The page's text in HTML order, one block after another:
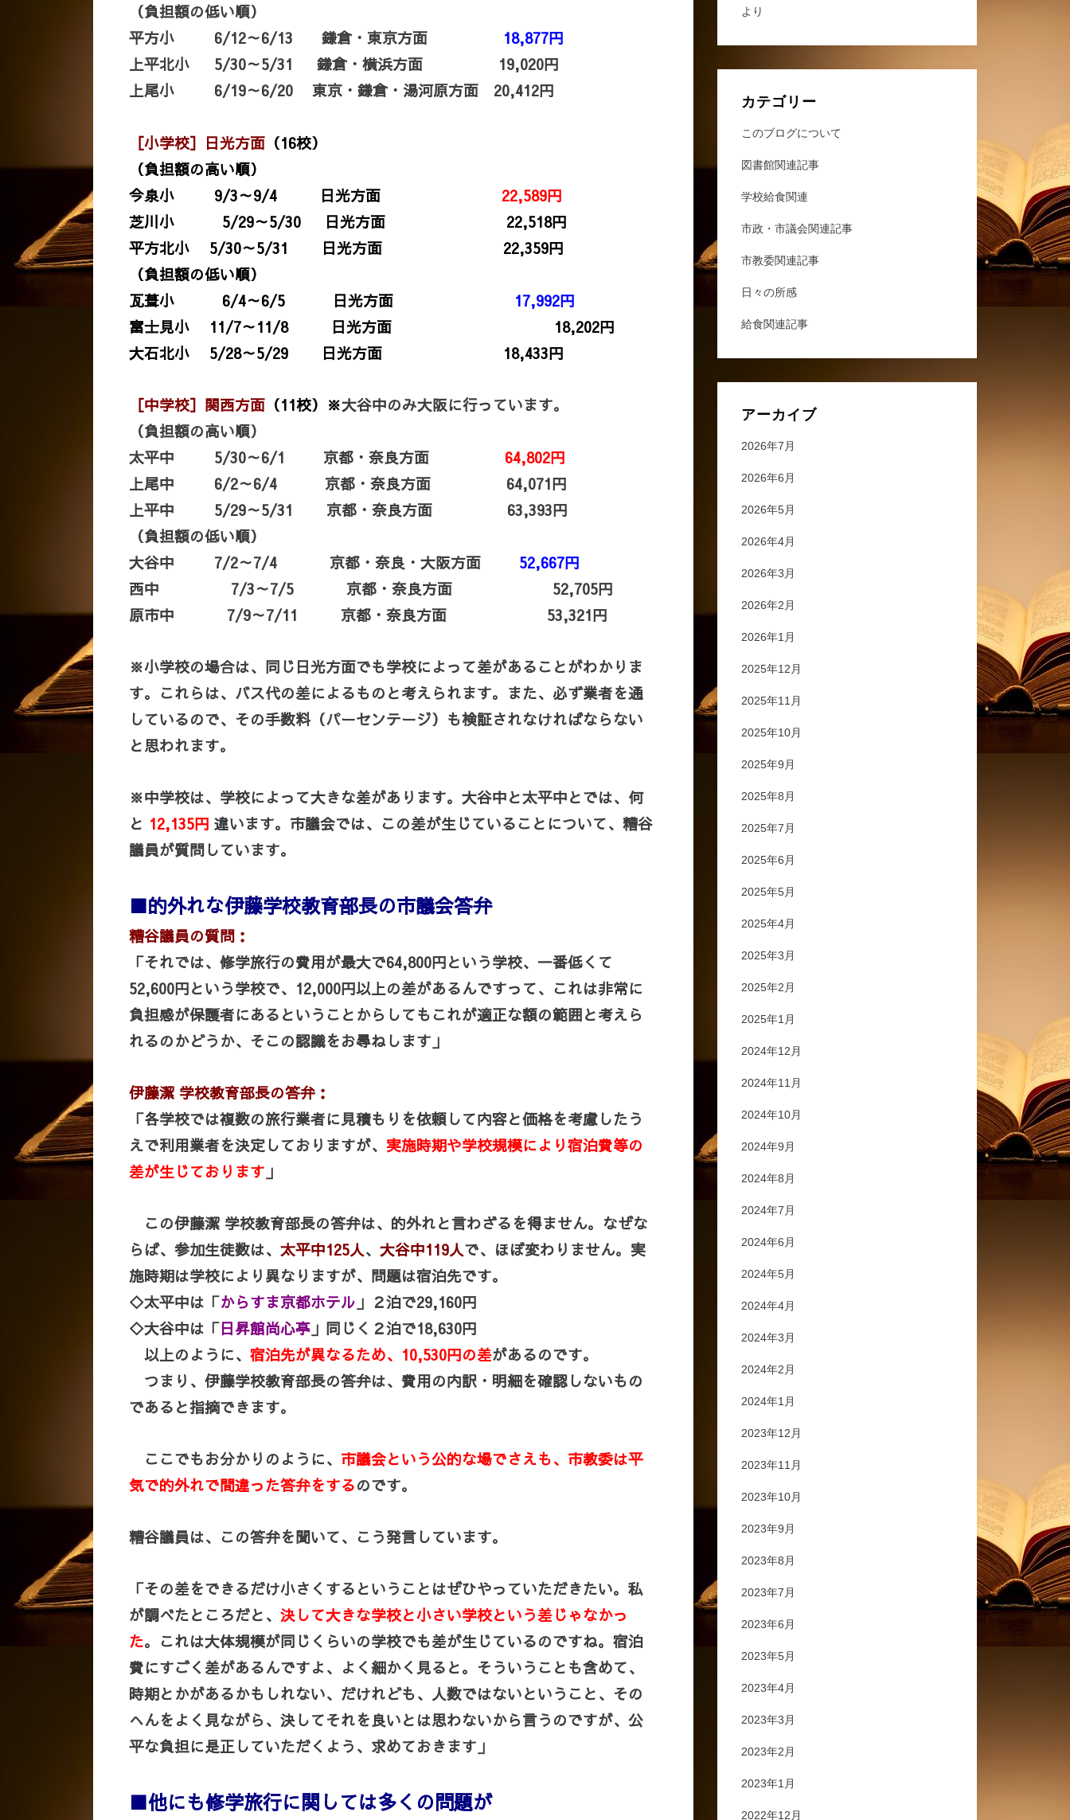
（負担額の低い順）
平方小 6/12～6/13 鎌倉・東京方面 18,877円
上平北小 5/30～5/31 鎌倉・横浜方面 19,020円
上尾小 6/19～6/20 東京・鎌倉・湯河原方面 20,412円
［小学校］日光方面 （16校）
（負担額の高い順）
今泉小 9/3～9/4 日光方面 22,589円
芝川小 5/29～5/30 日光方面 22,518円
平方北小 5/30～5/31 日光方面 22,359円
（負担額の低い順）
瓦葺小 6/4～6/5 日光方面 17,992円
富士見小 11/7～11/8 日光方面 18,202円
大石北小 5/28～5/29 日光方面 18,433円
［中学校］関西方面 （11校） ※大谷中のみ大阪に行っています。
（負担額の高い順）
太平中 5/30～6/1 京都・奈良方面 64,802円
上尾中 6/2～6/4 京都・奈良方面 64,071円
上平中 5/29～5/31 京都・奈良方面 63,393円
（負担額の低い順）
大谷中 7/2～7/4 京都・奈良・大阪方面
52,667円
西中 7/3～7/5 京都・奈良方面 52,705円
原市中 7/9～7/11 京都・奈良方面 53,321円
※小学校の場合は、同じ日光方面でも学校によって差があることがわかりま
す。これらは、バス代の差によるものと考えられます。また、必ず業者を通
しているので、その手数料（パーセンテージ）も検証されなければならない
と思われます。
※中学校は、学校によって大きな差があります。大谷中と太平中とでは、何
と 12,135円 違います。市議会では、この差が生じていることについて、糟谷
議員が質問しています。
■的外れな伊藤学校教育部長の市議会答弁
糟谷議員の質問：
「それでは、修学旅行の費用が最大で64,800円という学校、一番低くて
52,600円という学校で、12,000円以上の差があるんですって、これは非常に
負担感が保護者にあるということからしてもこれが適正な額の範囲と考えら
れるのかどうか、そこの認識をお尋ねします」
伊藤潔 学校教育部長の答弁：
「各学校では複数の旅行業者に見積もりを依頼して内容と価格を考慮したう
えで利用業者を決定しておりますが、 実施時期や学校規模により宿泊費等の
差が生じております 」
この伊藤潔 学校教育部長の答弁は、的外れと言わざるを得ません。なぜな
らば、参加生徒数は、 太平中125人、 大谷中119人で、ほぼ変わりません。実
施時期は学校により異なりますが、問題は宿泊先です。
◇太平中は「からすま京都ホテル 」２泊で29,160円
◇大谷中は「日昇館尚心亭 」同じく２泊で18,630円
以上のように、 宿泊先が異なるため、10,530円の差があるのです。
つまり、伊藤学校教育部長の答弁は、費用の内訳・明細を確認しないもの
であると指摘できます。
ここでもお分かりのように、 市議会という公的な場でさえも、市教委は平
気で的外れで間違った答弁をするのです。
糟谷議員は、この答弁を聞いて、こう発言しています。
「その差をできるだけ小さくするということはぜひやっていただきたい。私
が調べたところだと、 決して大きな学校と小さい学校という差じゃなかっ
た。これは大体規模が同じくらいの学校でも差が生じているのですね。宿泊
費にすごく差があるんですよ、よく細かく見ると。そういうことも含めて、
時期とかがあるかもしれない、だけれども、人数ではないということ、その
へんをよく見ながら、決してそれを良いとは思わないから言うのですが、公
平な負担に是正していただくよう、求めておきます」
■他にも修学旅行に関しては多くの問題が
より
カテゴリー
このブログについて
図書館関連記事
学校給食関連
市政・市議会関連記事
市教委関連記事
日々の所感
給食関連記事
アーカイブ
2026年7月
2026年6月
2026年5月
2026年4月
2026年3月
2026年2月
2026年1月
2025年12月
2025年11月
2025年10月
2025年9月
2025年8月
2025年7月
2025年6月
2025年5月
2025年4月
2025年3月
2025年2月
2025年1月
2024年12月
2024年11月
2024年10月
2024年9月
2024年8月
2024年7月
2024年6月
2024年5月
2024年4月
2024年3月
2024年2月
2024年1月
2023年12月
2023年11月
2023年10月
2023年9月
2023年8月
2023年7月
2023年6月
2023年5月
2023年4月
2023年3月
2023年2月
2023年1月
2022年12月